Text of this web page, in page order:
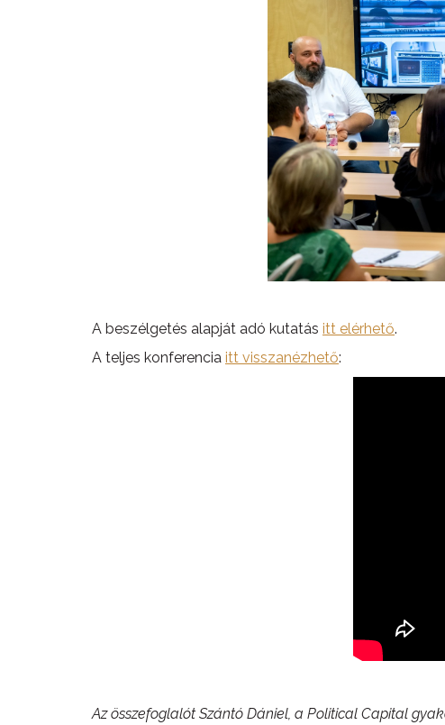
A beszélgetés alapját adó kutatás itt elérhető.
A teljes konferencia itt visszanézhető:
Az összefoglalót Szántó Dániel, a Political Capital